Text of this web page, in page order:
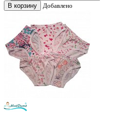
В корзину Добавлено